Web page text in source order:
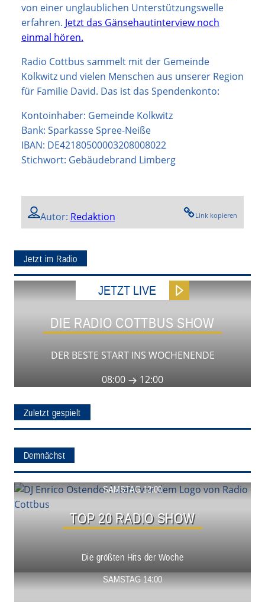
von einer unglaublichen Unterstützungswelle
erfahren. Jetzt das Gänsehautinterview noch
einmal hören.
Radio Cottbus sammelt mit der Gemeinde
Kolkwitz und vielen Menschen aus unserer Region
für Familie David. Das ist das Spendenkonto:
Kontoinhaber: Gemeinde Kolkwitz
Bank: Sparkasse Spree-Neiße
IBAN: DE42180500003208008022
Stichwort: Gebäudebrand Limberg
Autor: Redaktion Link kopieren
Jetzt im Radio
JETZT LIVE
DIE RADIO COTTBUS SHOW
DER BESTE START INS WOCHENENDE
08:00
12:00
Zuletzt gespielt
Demnächst
SAMSTAG 12:00
TOP 20 RADIO SHOW
Die größten Hits der Woche
Show ansehen
SAMSTAG 14:00
Show ansehen